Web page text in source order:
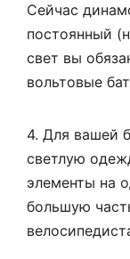
Сейчас
постоянный
свет вы
вольтовые
4. Для вашей
светлую
элементы на
большую